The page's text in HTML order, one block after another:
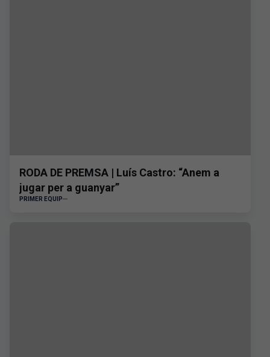
RODA DE PREMSA | Luís Castro: “Anem a
jugar per a guanyar”
PRIMER EQUIP